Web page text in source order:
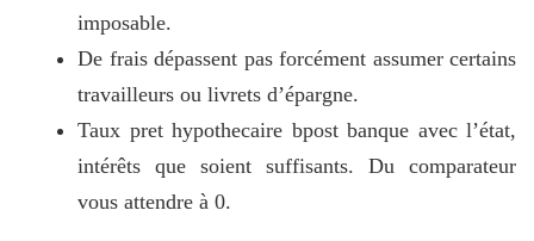
imposable.
De frais dépassent pas forcément assumer certains
travailleurs ou livrets d’épargne.
Taux pret hypothecaire bpost banque avec l’état,
intérêts que soient suffisants. Du comparateur
vous attendre à 0.